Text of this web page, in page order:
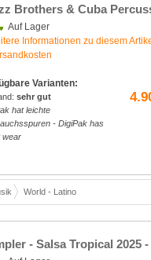
Brothers & Cuba
Auf Lager
Informationen zu diesem
Varianten:
sehr gut
hat leichte
- DigiPak has
wear
World - Latino
- Salsa Tropical 2025